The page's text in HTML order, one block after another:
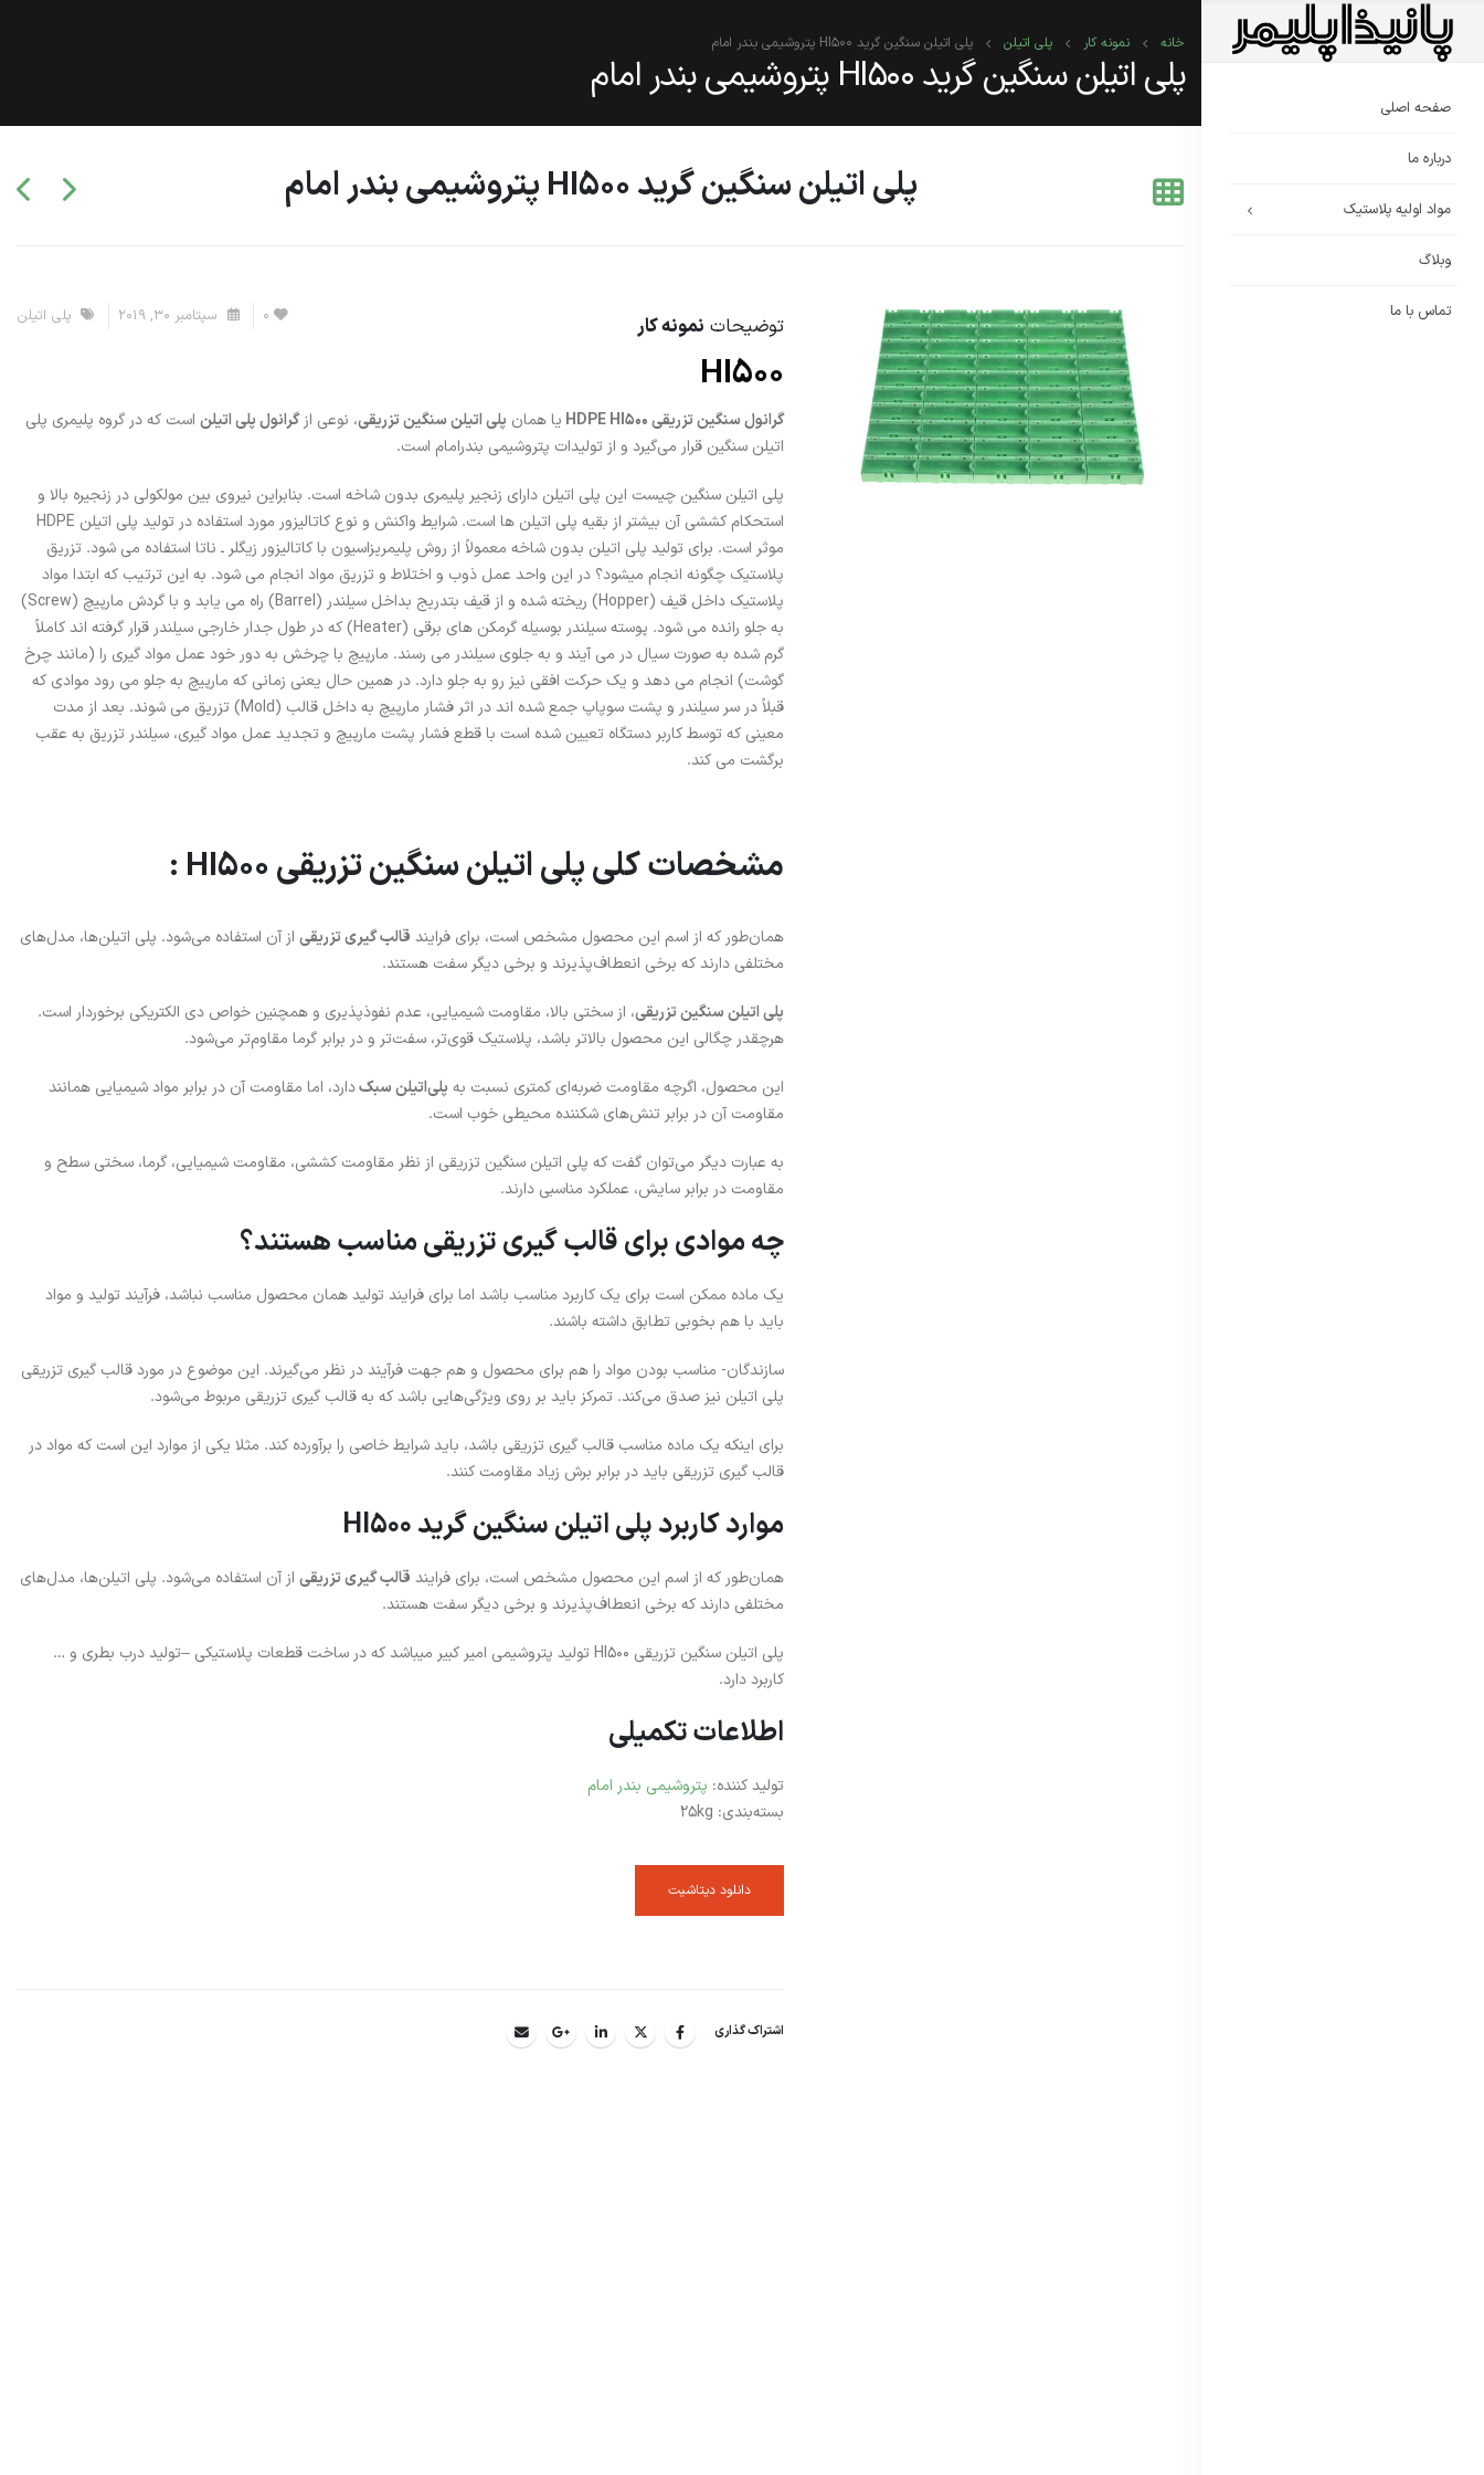
صفحه اصلی
درباره ما
مواد اولیه پلاستیک
وبلاگ
تماس با ما
خانه نمونه کار پلی اتیلن پلی اتیلن سنگین گرید HI500 پتروشیمی بندر امام
پلی اتیلن سنگین گرید HI500 پتروشیمی بندر امام
پلی اتیلن سنگین گرید HI500 پتروشیمی بندر امام
توضیحات نمونه کار 0 سپتامبر 30, 2019 پلی اتیلن
HI500
گرانول سنگین تزریقی HDPE HI500 یا همان پلی اتیلن سنگین تزریقی، نوعی ازگرانول پلی اتیلناست که در گروه پلیمری پلی
اتیلن سنگین قرار می‌گیرد و از تولیدات پتروشیمی بندرامام است.
پلی اتیلن سنگین چیست این پلی اتیلن دارای زنجیر پلیمری بدون شاخه است. بنابراین نیروی بین مولکولی در زنجیره بالا و
استحکام کششی آن بیشتر از بقیه پلی اتیلن ها است. شرایط واکنش و نوع کاتالیزور مورد استفاده در تولید پلی اتیلن HDPE
موثر است. برای تولید پلی اتیلن بدون شاخه معمولاً از روش پلیمریزاسیون با کاتالیزور زیگلر ـ ناتا استفاده می شود. تزریق
پلاستیک چگونه انجام میشود؟ در این واحد عمل ذوب و اختلاط و تزریق مواد انجام می شود. به این ترتیب که ابتدا مواد
پلاستیک داخل قیف (Hopper) ریخته شده و از قیف بتدریج بداخل سیلندر (Barrel) راه می یابد و با گردش مارپیچ (Screw)
به جلو رانده می شود. پوسته سیلندر بوسیله گرمکن های برقی (Heater) که در طول جدار خارجی سیلندر قرار گرفته اند کاملاً
گرم شده به صورت سیال در می آیند و به جلوی سیلندر می رسند. مارپیچ با چرخش به دور خود عمل مواد گیری را (مانند چرخ
گوشت) انجام می دهد و یک حرکت افقی نیز رو به جلو دارد. در همین حال یعنی زمانی که مارپیچ به جلو می رود موادی که
قبلاً در سر سیلندر و پشت سوپاپ جمع شده اند در اثر فشار مارپیچ به داخل قالب (Mold) تزریق می شوند. بعد از مدت
معینی که توسط کاربر دستگاه تعیین شده است با قطع فشار پشت مارپیچ و تجدید عمل مواد گیری، سیلندر تزریق به عقب
برگشت می کند.
مشخصات کلی پلی اتیلن سنگین تزریقی HI500 :
همان‌طور که از اسم این محصول مشخص است، برای فرایند قالب گیری تزریقیاز آن استفاده می‌شود. پلی اتیلن‌ها، مدل‌های
مختلفی دارند که برخی انعطاف‌پذیرند و برخی دیگر سفت هستند.
پلی اتیلن سنگین تزریقی، از سختی بالا، مقاومت شیمیایی، عدم نفوذپذیری و همچنین خواص دی الکتریکی برخوردار است.
هرچقدر چگالی این محصول بالاتر باشد، پلاستیک قوی‌تر، سفت‌تر و در برابر گرما مقاوم‌تر می‌شود.
این محصول، اگرچه مقاومت ضربه‌ای کمتری نسبت به پلی‌اتیلن سبکدارد، اما مقاومت آن در برابر مواد شیمیایی همانند
مقاومت آن در برابر تنش‌های شکننده محیطی خوب است.
به عبارت دیگر می‌توان گفت که پلی اتیلن سنگین تزریقی از نظر مقاومت کششی، مقاومت شیمیایی، گرما، سختی سطح و
مقاومت در برابر سایش، عملکرد مناسبی دارند.
چه موادی برای قالب گیری تزریقی مناسب هستند؟
یک ماده ممکن است برای یک کاربرد مناسب باشد اما برای فرایند تولید همان محصول مناسب نباشد، فرآیند تولید و مواد
باید با هم بخوبی تطابق داشته باشند.
سازندگان- مناسب بودن مواد را هم برای محصول و هم جهت فرآیند در نظر می‌گیرند. این موضوع در مورد قالب گیری تزریقی
پلی اتیلن نیز صدق می‌کند. تمرکز باید بر روی ویژگی‌هایی باشد که به قالب گیری تزریقی مربوط می‌شود.
برای اینکه یک ماده مناسب قالب گیری تزریقی باشد، باید شرایط خاصی را برآورده کند. مثلا یکی از موارد این است که مواد در
قالب گیری تزریقی باید در برابر برش زیاد مقاومت کنند.
موارد کاربرد پلی اتیلن سنگین گرید HI500
همان‌طور که از اسم این محصول مشخص است، برای فرایند قالب گیری تزریقیاز آن استفاده می‌شود. پلی اتیلن‌ها، مدل‌های
مختلفی دارند که برخی انعطاف‌پذیرند و برخی دیگر سفت هستند.
پلی اتیلن سنگین تزریقی HI500 تولید پتروشیمی امیر کبیر میباشد که در ساخت قطعات پلاستیکی –تولید درب بطری و …
کاربرد دارد.
اطلاعات تکمیلی
تولید کننده: پتروشیمی بندر امام
بسته‌بندی: 25kg
دانلود دیتاشیت
اشتراک گذاری